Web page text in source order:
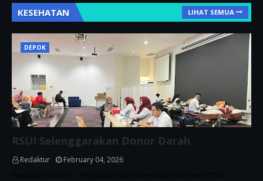
KESEHATAN LIHAT SEMUA
DEPOK
RSUI Selenggarakan Donor Darah
Redaktur
February 04, 2026